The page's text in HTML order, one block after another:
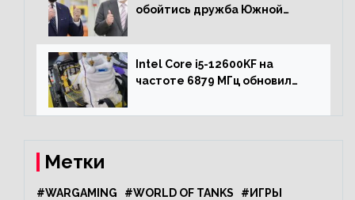
обойтись дружба Южной
Intel Core i5-12600KF на
частоте 6879 МГц обновил
Метки
#WARGAMING #WORLD OF TANKS #ИГРЫ